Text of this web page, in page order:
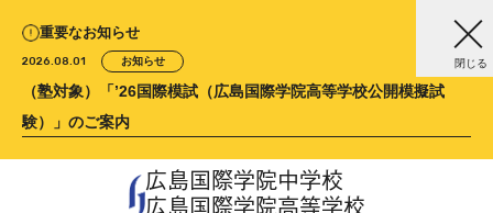
重要なお知らせ
2026.08.01 お知らせ
（塾対象）「’26国際模試（広島国際学院高等学校公開模擬試
験）」のご案内
閉じる
広島国際学院中学校
広島国際学院高等学校